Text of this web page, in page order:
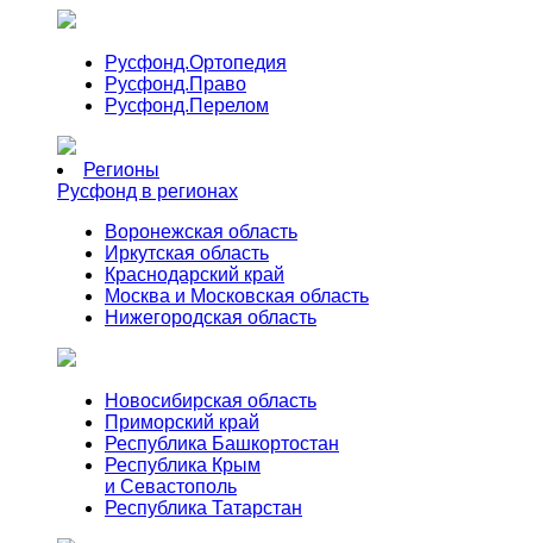
Русфонд.Ортопедия
Русфонд.Право
Русфонд.Перелом
Регионы
Русфонд в регионах
Воронежская область
Иркутская область
Краснодарский край
Москва и Московская область
Нижегородская область
Новосибирская область
Приморский край
Республика Башкортостан
Республика Крым
и Севастополь
Республика Татарстан